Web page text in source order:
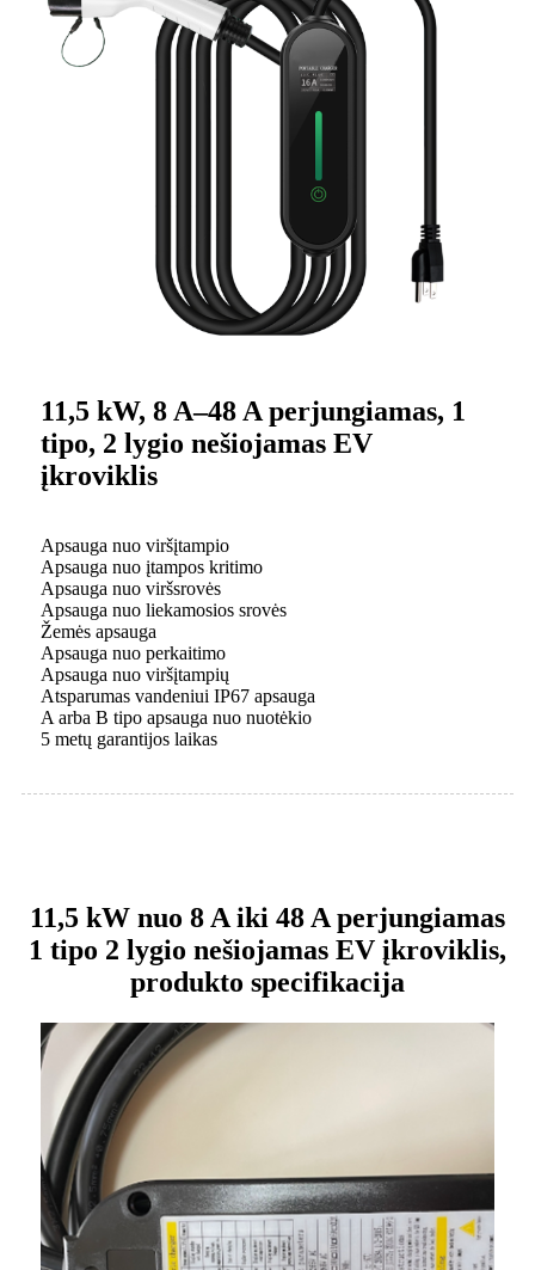
11,5 kW, 8 A–48 A perjungiamas, 1
tipo, 2 lygio nešiojamas EV
įkroviklis
Apsauga nuo viršįtampio
Apsauga nuo įtampos kritimo
Apsauga nuo viršsrovės
Apsauga nuo liekamosios srovės
Žemės apsauga
Apsauga nuo perkaitimo
Apsauga nuo viršįtampių
Atsparumas vandeniui IP67 apsauga
A arba B tipo apsauga nuo nuotėkio
5 metų garantijos laikas
11,5 kW nuo 8 A iki 48 A perjungiamas
1 tipo 2 lygio nešiojamas EV įkroviklis,
produkto specifikacija